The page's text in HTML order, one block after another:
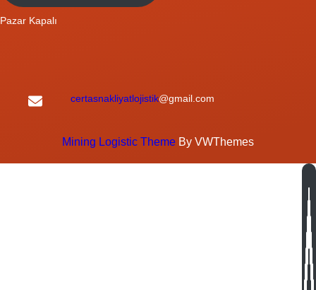
Pazar Kapalı
certasnakliyatlojistik@gmail.com
Mining Logistic Theme By VWThemes